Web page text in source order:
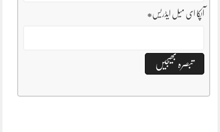
آپکا ای میل ایڈریس*